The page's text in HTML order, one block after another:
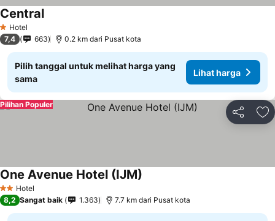
1 Bintang
Hotel
CentralLihat harga
7,4 663 0.2 km dari Pusat kota
Pilih tanggal untuk melihat harga yang
sama
Lihat harga
Bagikan
Pilihan Populer
2 Bintang
Hotel
One Avenue Hotel (IJM)
8,2 Sangat baik 1.363 7.7 km dari Pusat kota